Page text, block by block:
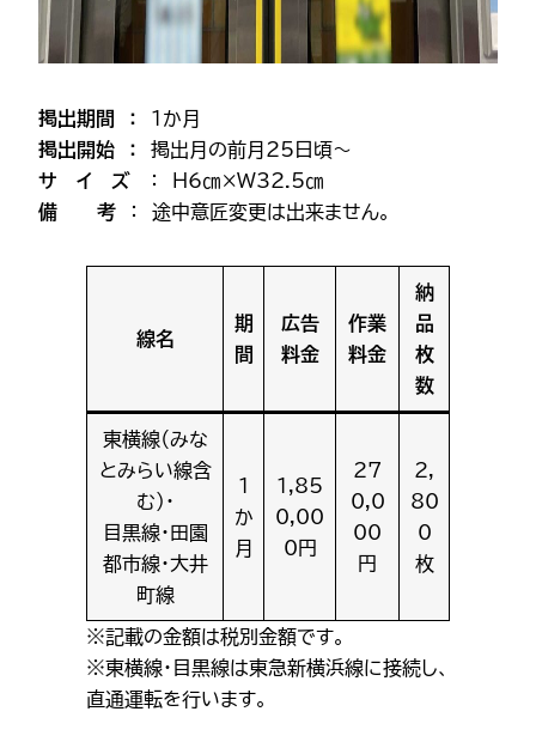
掲出期間 ： 1か月
掲出開始 ： 掲出月の前月25日頃～
サ イ ズ
： H6㎝×W32.5㎝
備 考 ： 途中意匠変更は出来ません。
線名
期
間
広告
料金
作業
料金
納
品
枚
数
東横線（みな
とみらい線含
む）・
目黒線・田園
都市線・大井
町線
1
か
月
1,85
0,00
0円
27
0,0
00
円
2,
80
0
枚
※記載の金額は税別金額です。
※東横線・目黒線は東急新横浜線に接続し、
直通運転を行います。